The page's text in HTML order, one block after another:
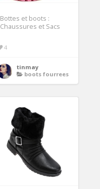
Bottes et boots :
Chaussures et Sacs
4
tinmay
boots fourrees